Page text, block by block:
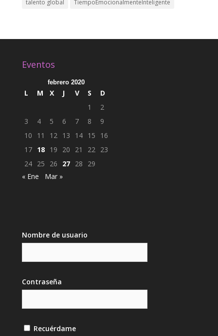
talento global
TiempoEmocionalmenteInteligente
Eventos
febrero 2020
L M X J V S
D
1
2
3
4 5 6 7 8
9
10
11 12 13 14 15
16
17 18 19 20 21 22 23
24 25 26 27 28
29
« Ene
Mar »
Nombre de usuario
Contraseña
Recuérdame